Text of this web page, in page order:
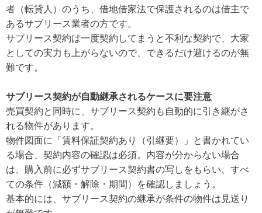
者（転貸人）のうち、借地借家法で保護されるのは借主で
あるサブリース業者の方です。
サブリース契約は一度契約してまうと不利な契約で、大家
としての実力も上がらないので、できるだけ避けるのが無
難です。
サブリース契約が自動継承されるケースに要注意
売買契約と同時に、サブリース契約も自動的に引き継がさ
れる物件があります。
物件図面に「賃料保証契約あり（引継要）」と書かれてい
る場合、契約内容の確認は必須。内容が分からない場合
は、購入前に必ずサブリース契約書の写しをもらい、すべ
ての条件（減額・解除・期間）を確認しましょう。
基本的には、サブリース契約の継承が条件の物件は見送り